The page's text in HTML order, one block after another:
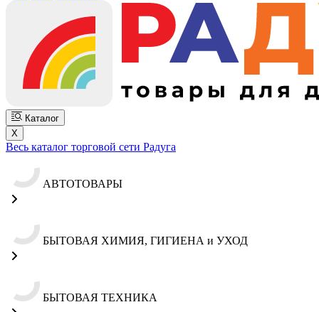
Каталог
X
Весь каталог торговой сети Радуга
АВТОТОВАРЫ
БЫТОВАЯ ХИМИЯ, ГИГИЕНА и УХОД
БЫТОВАЯ ТЕХНИКА